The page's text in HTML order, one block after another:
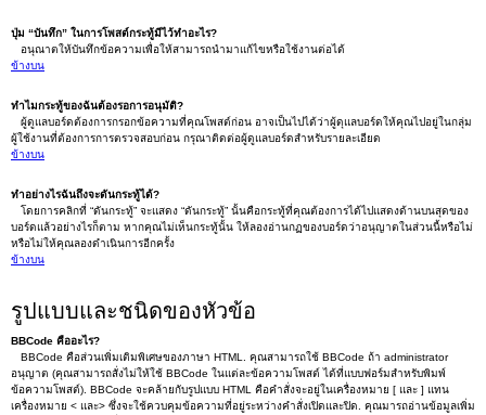
ปุ่ม “บันทึก” ในการโพสต์กระทู้มีไว้ทำอะไร?
อนุณาตให้บันทึกข้อความเพื่อให้สามารถนำมาแก้ไขหรือใช้งานต่อได้
ข้างบน
ทำไมกระทู้ของฉันต้องรอการอนุมัติ?
ผู้ดูแลบอร์ดต้องการกรอกข้อความที่คุณโพสต์ก่อน อาจเป็นไปได้ว่าผู้ดุแลบอร์ดให้คุณไปอยู่ในกลุ่ม
ผู้ใช้งานที่ต้องการการตรวจสอบก่อน กรุณาติดต่อผู้ดูแลบอร์ดสำหรับรายละเอียด
ข้างบน
ทำอย่างไรฉันถึงจะดันกระทู้ได้?
โดยการคลิกที่ “ดันกระทู้” จะแสดง “ดันกระทู้” นั้นคือกระทู้ที่คุณต้องการได้ไปแสดงด้านบนสุดของ
บอร์ดแล้วอย่างไรก็ตาม หากคุณไม่เห็นกระทู้นั้น ให้ลองอ่านกฏของบอร์ดว่าอนุญาตในส่วนนี้หรือไม่
หรือไม่ให้คุณลองดำเนินการอีกครั้ง
ข้างบน
รูปแบบและชนิดของหัวข้อ
BBCode คืออะไร?
BBCode คือส่วนเพิ่มเติมพิเศษของภาษา HTML. คุณสามารถใช้ BBCode ถ้า administrator
อนุญาต (คุณสามารถสั่งไม่ให้ใช้ BBCode ในแต่ละข้อความโพสต์ ได้ที่แบบฟอร์มสำหรับพิมพ์
ข้อความโพสต์). BBCode จะคล้ายกับรูปแบบ HTML คือคำสั่งจะอยู่ในเครื่องหมาย [ และ ] แทน
เครื่องหมาย < และ> ซึ่งจะใช้ควบคุมข้อความที่อยู่ระหว่างคำสั่งเปิดและปิด. คุณมารถอ่านข้อมูลเพิ่ม